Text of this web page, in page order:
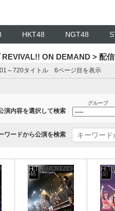
HKT48 NGT48
ON DEMAND > 配
～720タイトル 6ページ目を表示
演内容を選択して検索
グループ
ワードから公演を検索